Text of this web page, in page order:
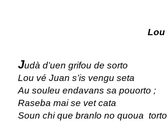
Lou
Judà d’uen grifou de sorto
Lou vé Juan s’is vengu seta
Au souleu endavans sa pouorto ;
Raseba mai se vet cata
Soun chi que branlo no quoua torto